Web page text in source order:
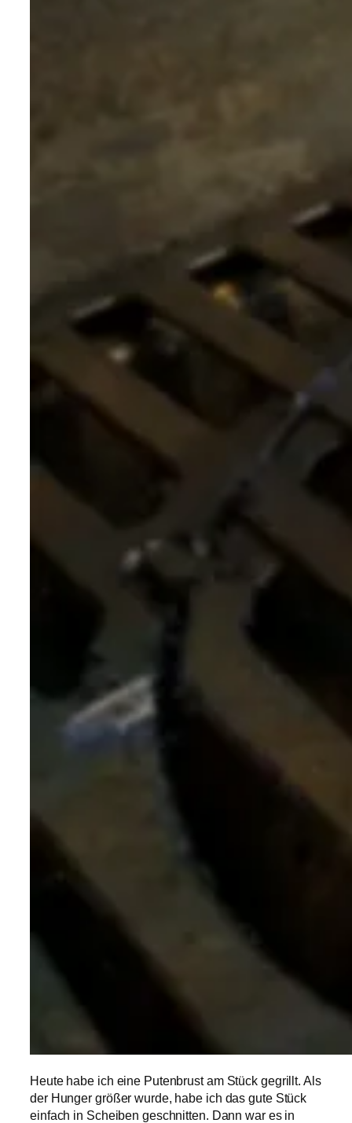
Heute habe ich eine Putenbrust am Stück gegrillt. Als
der Hunger größer wurde, habe ich das gute Stück
einfach in Scheiben geschnitten. Dann war es in